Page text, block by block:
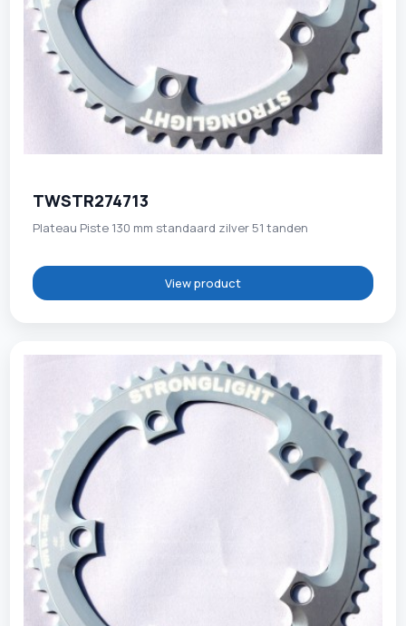
TWSTR274713
Plateau Piste 130 mm standaard zilver 51 tanden
View product